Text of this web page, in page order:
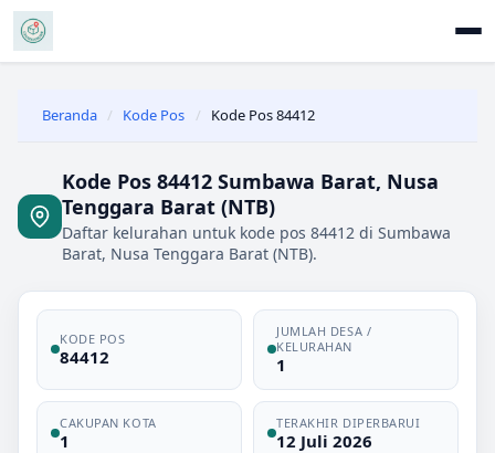
Beranda / Kode Pos / Kode Pos 84412
Kode Pos 84412 Sumbawa Barat, Nusa
Tenggara Barat (NTB)
Daftar kelurahan untuk kode pos 84412 di Sumbawa
Barat, Nusa Tenggara Barat (NTB).
KODE POS
84412
JUMLAH DESA /
KELURAHAN
1
CAKUPAN KOTA
1
TERAKHIR DIPERBARUI
12 Juli 2026